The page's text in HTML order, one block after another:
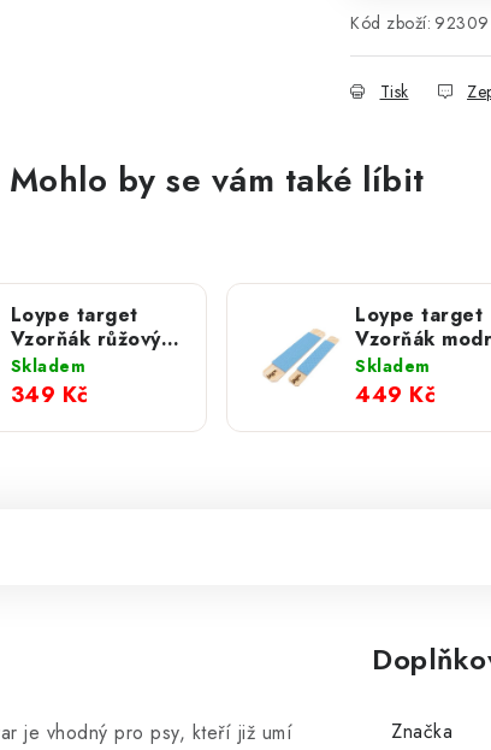
Kód zboží: 92309
Tisk
Mohlo by se vám také líbit
Loype target
Vzorňák růžový;
M
Skladem
349 Kč
Loype target
Vzorňák
Skladem
449 Kč
je vhodný pro psy, kteří již umí
Značka